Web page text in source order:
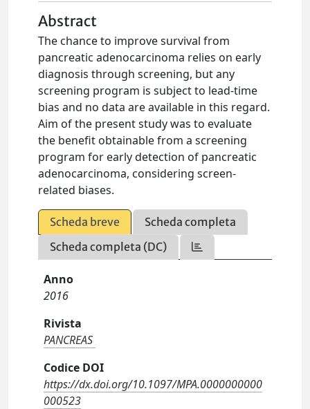
Abstract
The chance to improve survival from
pancreatic adenocarcinoma relies on early
diagnosis through screening, but any
screening program is subject to lead-time
bias and no data are available in this regard.
Aim of the present study was to evaluate
the benefit obtainable from a screening
program for early detection of pancreatic
adenocarcinoma, considering screen-
related biases.
Scheda breve
Scheda completa
Scheda completa (DC)
Anno
2016
Rivista
PANCREAS
Codice DOI
https://dx.doi.org/10.1097/MPA.0000000000
000523